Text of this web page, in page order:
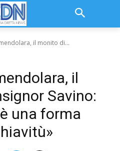
il monito di...
il
Savino:
una forma